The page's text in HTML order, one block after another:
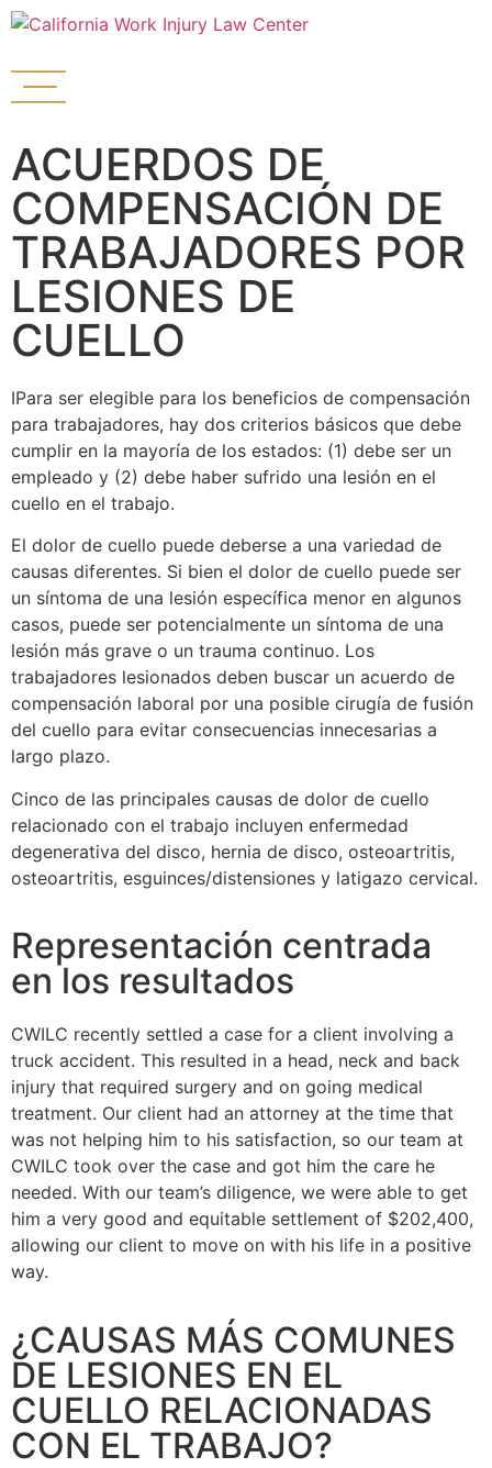
ACUERDOS DE
COMPENSACIÓN DE
TRABAJADORES POR
LESIONES DE
CUELLO
IPara ser elegible para los beneficios de compensación
para trabajadores, hay dos criterios básicos que debe
cumplir en la mayoría de los estados: (1) debe ser un
empleado y (2) debe haber sufrido una lesión en el
cuello en el trabajo.
El dolor de cuello puede deberse a una variedad de
causas diferentes. Si bien el dolor de cuello puede ser
un síntoma de una lesión específica menor en algunos
casos, puede ser potencialmente un síntoma de una
lesión más grave o un trauma continuo. Los
trabajadores lesionados deben buscar un acuerdo de
compensación laboral por una posible cirugía de fusión
del cuello para evitar consecuencias innecesarias a
largo plazo.
Cinco de las principales causas de dolor de cuello
relacionado con el trabajo incluyen enfermedad
degenerativa del disco, hernia de disco, osteoartritis,
osteoartritis, esguinces/distensiones y latigazo cervical.
Representación centrada
en los resultados
CWILC recently settled a case for a client involving a
truck accident. This resulted in a head, neck and back
injury that required surgery and on going medical
treatment. Our client had an attorney at the time that
was not helping him to his satisfaction, so our team at
CWILC took over the case and got him the care he
needed. With our team’s diligence, we were able to get
him a very good and equitable settlement of $202,400,
allowing our client to move on with his life in a positive
way.
¿CAUSAS MÁS COMUNES
DE LESIONES EN EL
CUELLO RELACIONADAS
CON EL TRABAJO?